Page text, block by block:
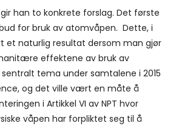
han to konkrete forslag. Det første
for bruk av atomvåpen. Dette, i
et naturlig resultat dersom man gjør
effektene av bruk av
tema under samtalene i 2015
og det ville vært en måte å
i Artikkel VI av NPT hvor
våpen har forpliktet seg til å